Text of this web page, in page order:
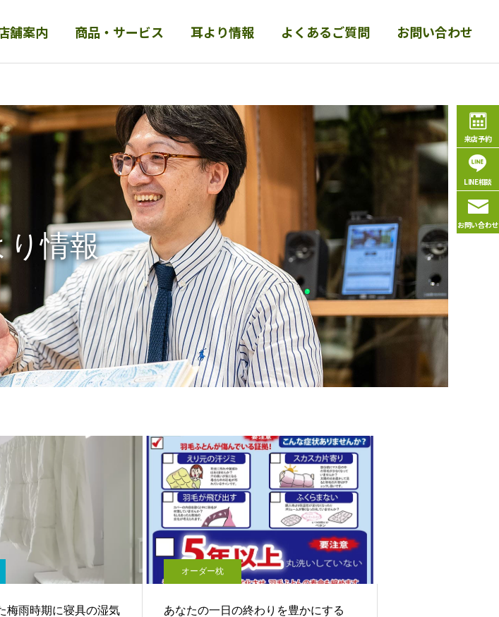
舗案内 商品・サービス 耳より情報 よくあるご質問 お問い合わせ
商品・サービス
掛けふとん(羽
毛・真綿)
寝具のリフォー
メンテナン
ス
疲労
羽毛布団の買い替えの目
安！？7つのポイント
睡眠コンサル
【 「ぐっすり眠れない」
「不快な目覚め」は合わな
い枕が原因かも！ 】◆理
想の枕 ◆枕のポジショ
ン ◆心地良い枕の条件
来店予約
LINE相談
お問い合わせ
り情報
梅雨時期に寝具の湿気
オーダー枕
あなたの一日の終わりを豊かにする